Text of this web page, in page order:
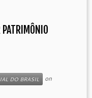
DO BRASIL
on